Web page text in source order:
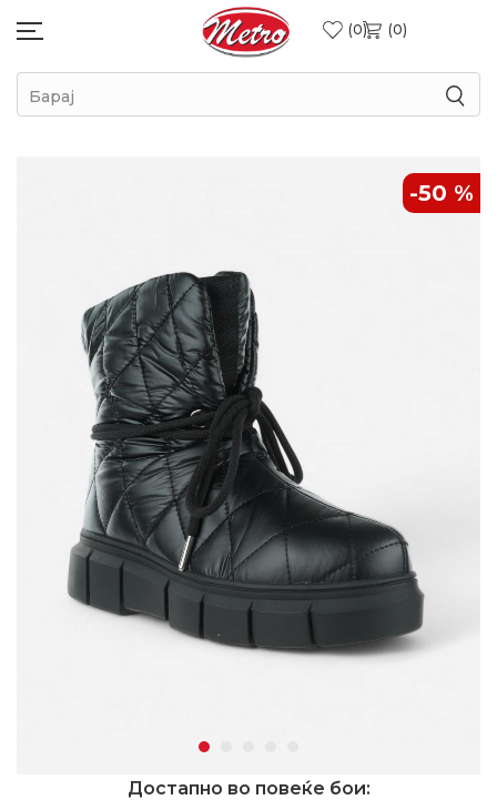
0 0
Барај
-50 %
Достапно во повеќе бои: